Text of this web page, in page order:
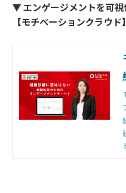
▼ エンゲージメントを可
【モチベーションクラウド